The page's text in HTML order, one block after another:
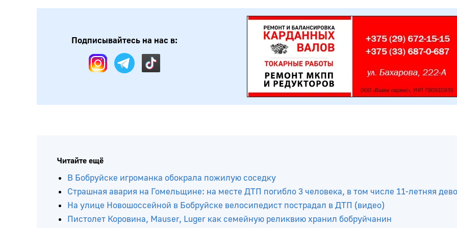
Подписывайтесь на нас в:
Читайте ещё
В Бобруйске игроманка обокрала пожилую соседку
Страшная авария на Гомельщине: на месте ДТП погибло 3 человека, в том числе 11-летняя
На улице Новошоссейной в Бобруйске велосипедист пострадал в ДТП (видео)
Пистолет Коровина, Mauser, Luger как семейную реликвию хранил бобруйчанин